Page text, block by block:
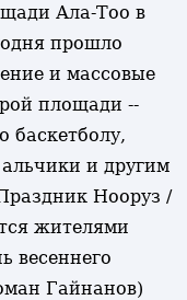
Ала-Тоо в
прошло
и массовые
площади --
баскетболу,
и другим
Нооруз /
жителями
весеннего
Гайнанов)